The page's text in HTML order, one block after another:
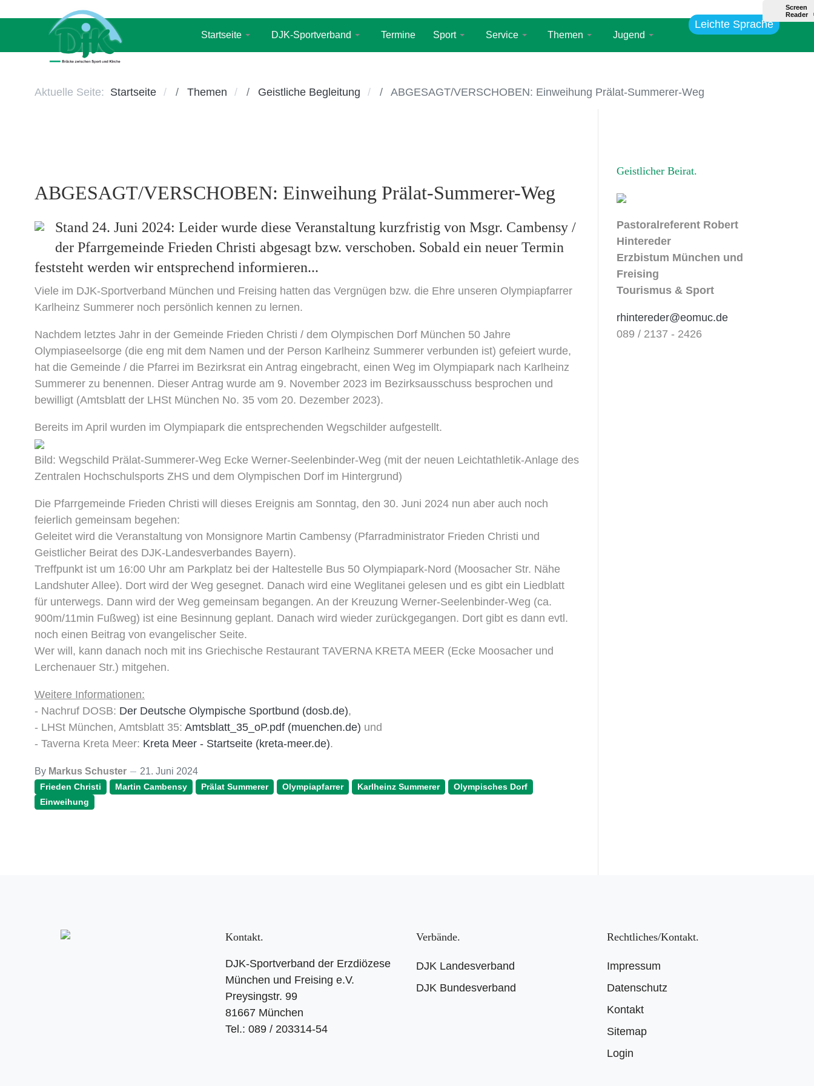
Leichte Sprache
Startseite DJK-Sportverband Termine Sport Service Themen Jugend
Aktuelle Seite: Startseite Themen Geistliche Begleitung ABGESAGT/VERSCHOBEN: Einweihung Prälat-Summerer-Weg
ABGESAGT/VERSCHOBEN: Einweihung Prälat-Summerer-Weg
Stand 24. Juni 2024: Leider wurde diese Veranstaltung kurzfristig von Msgr. Cambensy /
der Pfarrgemeinde Frieden Christi abgesagt bzw. verschoben. Sobald ein neuer Termin
feststeht werden wir entsprechend informieren...
Viele im DJK-Sportverband München und Freising hatten das Vergnügen bzw. die Ehre unseren Olympiapfarrer
Karlheinz Summerer noch persönlich kennen zu lernen.
Nachdem letztes Jahr in der Gemeinde Frieden Christi / dem Olympischen Dorf München 50 Jahre
Olympiaseelsorge (die eng mit dem Namen und der Person Karlheinz Summerer verbunden ist) gefeiert wurde,
hat die Gemeinde / die Pfarrei im Bezirksrat ein Antrag eingebracht, einen Weg im Olympiapark nach Karlheinz
Summerer zu benennen. Dieser Antrag wurde am 9. November 2023 im Bezirksausschuss besprochen und
bewilligt (Amtsblatt der LHSt München No. 35 vom 20. Dezember 2023).
Bereits im April wurden im Olympiapark die entsprechenden Wegschilder aufgestellt.
Bild: Wegschild Prälat-Summerer-Weg Ecke Werner-Seelenbinder-Weg (mit der neuen Leichtathletik-Anlage des
Zentralen Hochschulsports ZHS und dem Olympischen Dorf im Hintergrund)
Die Pfarrgemeinde Frieden Christi will dieses Ereignis am Sonntag, den 30. Juni 2024 nun aber auch noch
feierlich gemeinsam begehen:
Geleitet wird die Veranstaltung von Monsignore Martin Cambensy (Pfarradministrator Frieden Christi und
Geistlicher Beirat des DJK-Landesverbandes Bayern).
Treffpunkt ist um 16:00 Uhr am Parkplatz bei der Haltestelle Bus 50 Olympiapark-Nord (Moosacher Str. Nähe
Landshuter Allee). Dort wird der Weg gesegnet. Danach wird eine Weglitanei gelesen und es gibt ein Liedblatt
für unterwegs. Dann wird der Weg gemeinsam begangen. An der Kreuzung Werner-Seelenbinder-Weg (ca.
900m/11min Fußweg) ist eine Besinnung geplant. Danach wird wieder zurückgegangen. Dort gibt es dann evtl.
noch einen Beitrag von evangelischer Seite.
Wer will, kann danach noch mit ins Griechische Restaurant TAVERNA KRETA MEER (Ecke Moosacher und
Lerchenauer Str.) mitgehen.
Weitere Informationen:
- Nachruf DOSB: Der Deutsche Olympische Sportbund (dosb.de),
- LHSt München, Amtsblatt 35: Amtsblatt_35_oP.pdf (muenchen.de) und
- Taverna Kreta Meer: Kreta Meer - Startseite (kreta-meer.de).
By Markus Schuster 21. Juni 2024
Frieden Christi Martin Cambensy Prälat Summerer Olympiapfarrer Karlheinz Summerer
Olympisches Dorf
Einweihung
Geistlicher Beirat
Pastoralreferent Robert
Hintereder
Erzbistum München und
Freising
Tourismus & Sport
rhintereder@eomuc.de
089 / 2137 - 2426
Kontakt
DJK-Sportverband der Erzdiözese
München und Freising e.V.
Preysingstr. 99
81667 München
Tel.: 089 / 203314-54
Verbände
DJK Landesverband
DJK Bundesverband
Rechtliches/Kontakt
Impressum
Datenschutz
Kontakt
Sitemap
Login